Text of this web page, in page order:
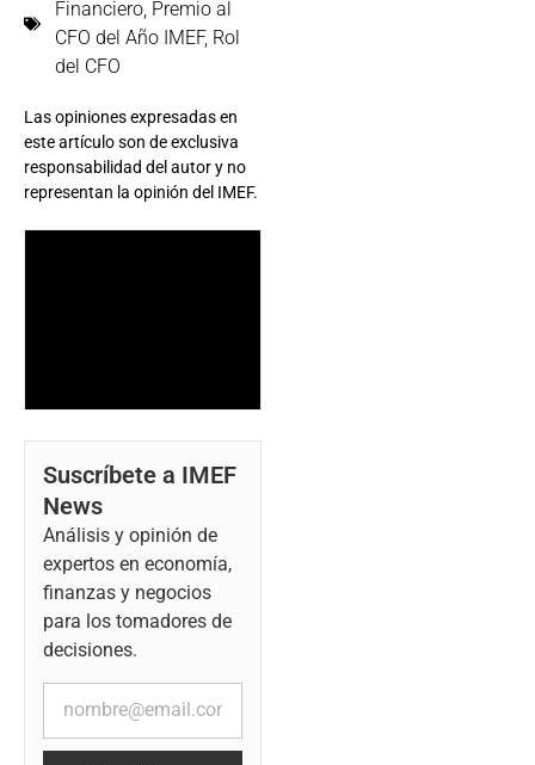
Financiero, Premio al
CFO del Año IMEF, Rol
del CFO
Las opiniones expresadas en
este artículo son de exclusiva
responsabilidad del autor y no
representan la opinión del IMEF.
Suscríbete a IMEF
News
Análisis y opinión de
expertos en economía,
finanzas y negocios
para los tomadores de
decisiones.